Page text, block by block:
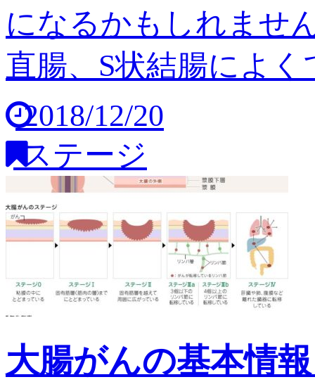
になるかもしれませ
直腸、S状結腸によ
2018/12/20
ステージ
大腸がんの基本情